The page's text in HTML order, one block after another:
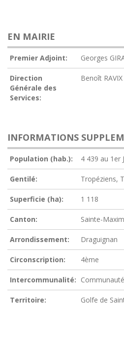
EN MAIRIE
Premier Adjoint: Georges
Direction
Générale des
Services:
Benoît RAVIX
INFORMATIONS
Population (hab.): 4 439 au 1er
Gentilé: Tropéziens,
Superficie (ha): 1 118
Canton: Sainte-
Arrondissement: Draguignan
Circonscription: 4ème
Intercommunalité:
Territoire: Golfe de